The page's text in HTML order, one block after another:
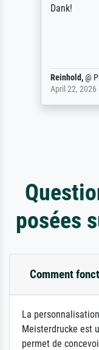
Dank!
Reinhold,@
April 22, 2026
posées
Comment
La
Meisterdrucke est
permet de